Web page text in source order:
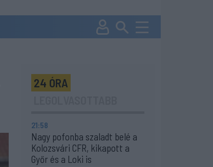
24 ÓRA
21:58
Nagy pofonba szaladt belé a
Kolozsvári CFR, kikapott a
Győr és a Loki is